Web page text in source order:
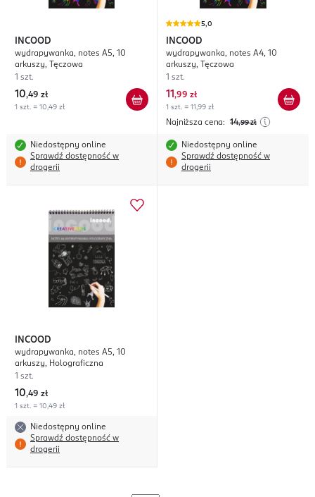
INCOOD
wydrapywanka, notes A5, 10
arkuszy, Tęczowa
1 szt.
10,49 zł
1 szt. = 10,49 zł
Niedostępny online
Sprawdź dostępność w
drogerii
5,0
INCOOD
wydrapywanka, notes A4, 10
arkuszy, Tęczowa
1 szt.
11 ,99 zł
1 szt. = 11,99 zł
Najniższa cena: 14,99 zł
Niedostępny online
Sprawdź dostępność w
drogerii
INCOOD
wydrapywanka, notes A5, 10
arkuszy, Holograficzna
1 szt.
10,49 zł
1 szt. = 10,49 zł
Niedostępny online
Sprawdź dostępność w
drogerii